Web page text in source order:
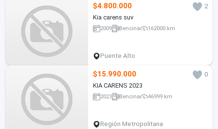
$4.800.000
2
Kia carens suv
2009 Bencina 162000 km
Puente Alto
$15.990.000
0
KIA CARENS 2023
2023 Bencina 46999 km
Región Metropolitana